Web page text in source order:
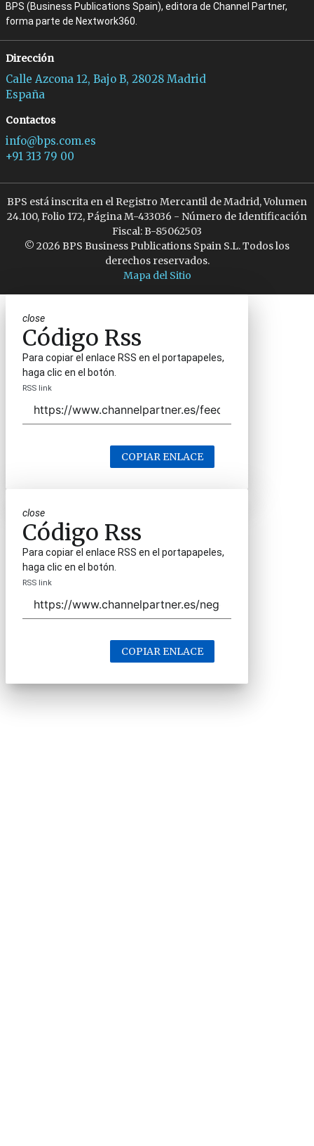
BPS (Business Publications Spain), editora de Channel Partner,
forma parte de Nextwork360.
Dirección
Calle Azcona 12, Bajo B, 28028 Madrid
España
Contactos
info@bps.com.es
+91 313 79 00
BPS está inscrita en el Registro Mercantil de Madrid, Volumen
24.100, Folio 172, Página M-433036 - Número de Identificación
Fiscal: B-85062503
© 2026 BPS Business Publications Spain S.L. Todos los
derechos reservados.
Mapa del Sitio
close
Código Rss
Para copiar el enlace RSS en el portapapeles,
haga clic en el botón.
RSS link
COPIAR ENLACE
close
Código Rss
Para copiar el enlace RSS en el portapapeles,
haga clic en el botón.
RSS link
COPIAR ENLACE